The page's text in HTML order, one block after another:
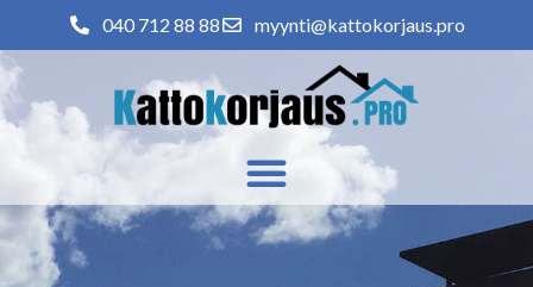
040 712 88 88 myynti@kattokorjaus.pro